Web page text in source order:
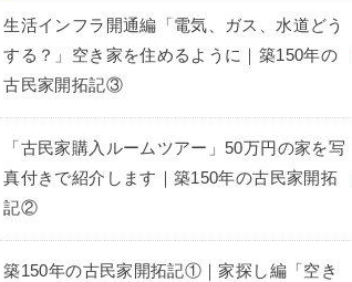
生活インフラ開通編「電気、ガス、水道どう
する？」空き家を住めるように｜築150年の
古民家開拓記③
「古民家購入ルームツアー」50万円の家を写
真付きで紹介します｜築150年の古民家開拓
記②
築150年の古民家開拓記①｜家探し編「空き